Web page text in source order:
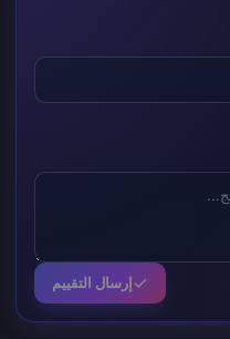
إرسال التقييم